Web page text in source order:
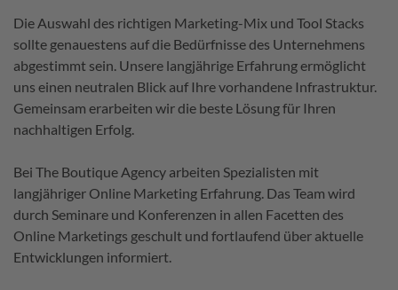
Die Auswahl des richtigen Marketing-Mix und Tool Stacks
sollte genauestens auf die Bedürfnisse des Unternehmens
abgestimmt sein. Unsere langjährige Erfahrung ermöglicht
uns einen neutralen Blick auf Ihre vorhandene Infrastruktur.
Gemeinsam erarbeiten wir die beste Lösung für Ihren
nachhaltigen Erfolg.
Bei The Boutique Agency arbeiten Spezialisten mit
langjähriger Online Marketing Erfahrung. Das Team wird
durch Seminare und Konferenzen in allen Facetten des
Online Marketings geschult und fortlaufend über aktuelle
Entwicklungen informiert.